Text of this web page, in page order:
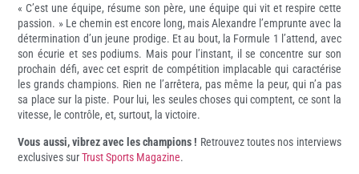
« C’est une équipe, résume son père, une équipe qui vit et respire cette
passion. » Le chemin est encore long, mais Alexandre l’emprunte avec la
détermination d’un jeune prodige. Et au bout, la Formule 1 l’attend, avec
son écurie et ses podiums. Mais pour l’instant, il se concentre sur son
prochain défi, avec cet esprit de compétition implacable qui caractérise
les grands champions. Rien ne l’arrêtera, pas même la peur, qui n’a pas
sa place sur la piste. Pour lui, les seules choses qui comptent, ce sont la
vitesse, le contrôle, et, surtout, la victoire.
Vous aussi, vibrez avec les champions ! Retrouvez toutes nos interviews
exclusives surTrust Sports Magazine.